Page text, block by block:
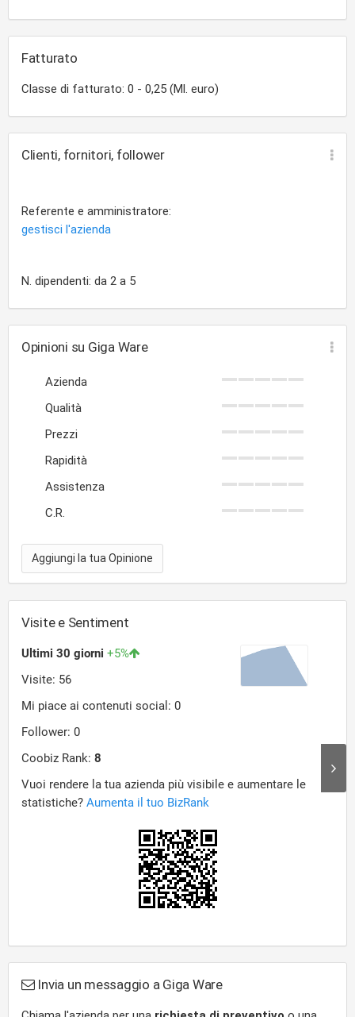
Fatturato
Classe di fatturato: 0 - 0,25 (Ml. euro)
Clienti, fornitori, follower
Referente e amministratore:
gestisci l'azienda
N. dipendenti: da 2 a 5
Opinioni su Giga Ware
Azienda
Qualità
Prezzi
Rapidità
Assistenza
C.R.
Aggiungi la tua Opinione
Visite e Sentiment
Invia un messaggio a Giga Ware